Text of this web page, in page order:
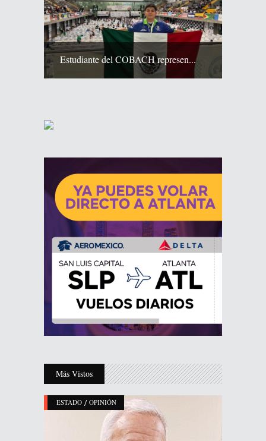
Estudiante del COBACH represen...
Más Vistos
ESTADO / OPINIÓN